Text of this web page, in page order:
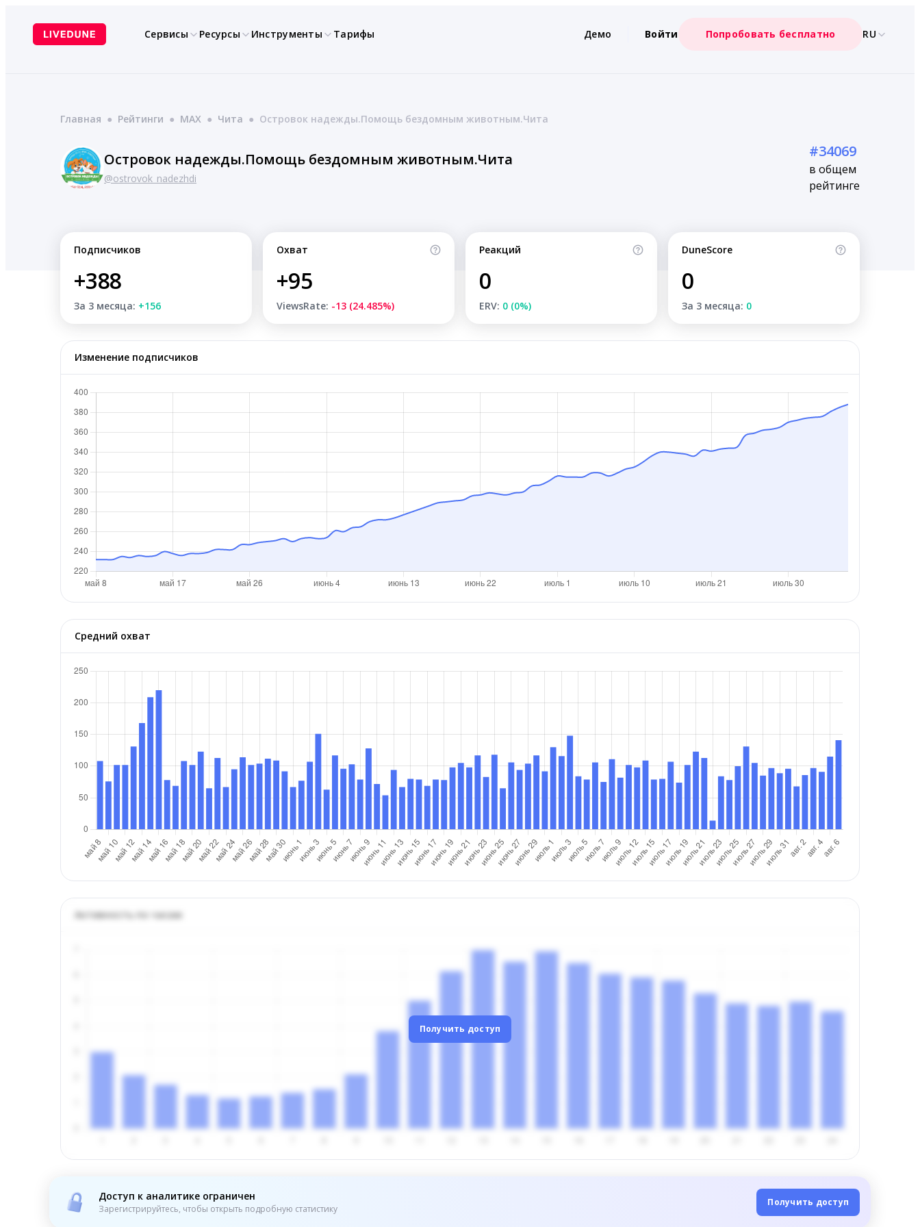
содержимому
Сервисы Ресурсы Инструменты Тарифы Демо Войти Попробовать бесплатно RU
Главная ● Рейтинги ● MAX ● Чита ● Островок надежды.Помощь бездомным животным.Чита
Островок надежды.Помощь бездомным животным.Чита
@ostrovok_nadezhdi
#34069
в общем
рейтинге
Подписчиков
+388
За 3 месяца: +156
Охват
+95
ViewsRate: -13 (24.485%)
Реакций
0
ERV: 0 (0%)
DuneScore
0
За 3 месяца: 0
Изменение подписчиков
Средний охват
Активность по часам
Получить доступ
Доступ к аналитике ограничен
Зарегистрируйтесь, чтобы открыть подробную статистику
Получить доступ